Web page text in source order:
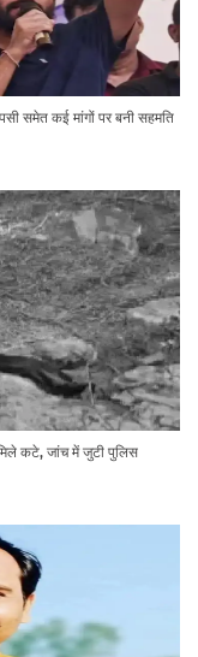
समेत कई मांगों पर बनी सहमति
कटे, जांच में जुटी पुलिस